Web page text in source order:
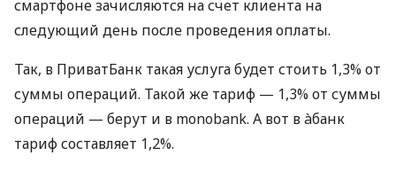
смартфоне зачисляются на счет клиента на
следующий день после проведения оплаты.
Так, в ПриватБанк такая услуга будет стоить 1,3% от
суммы операций. Такой же тариф — 1,3% от суммы
операций — берут и в monobank. А вот в àбанк
тариф составляет 1,2%.